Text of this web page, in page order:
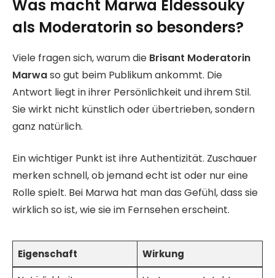
Was macht Marwa Eldessouky
als Moderatorin so besonders?
Viele fragen sich, warum die Brisant Moderatorin
Marwaso gut beim Publikum ankommt. Die
Antwort liegt in ihrer Persönlichkeit und ihrem Stil.
Sie wirkt nicht künstlich oder übertrieben, sondern
ganz natürlich.
Ein wichtiger Punkt ist ihre Authentizität. Zuschauer
merken schnell, ob jemand echt ist oder nur eine
Rolle spielt. Bei Marwa hat man das Gefühl, dass sie
wirklich so ist, wie sie im Fernsehen erscheint.
Eigenschaft Wirkung